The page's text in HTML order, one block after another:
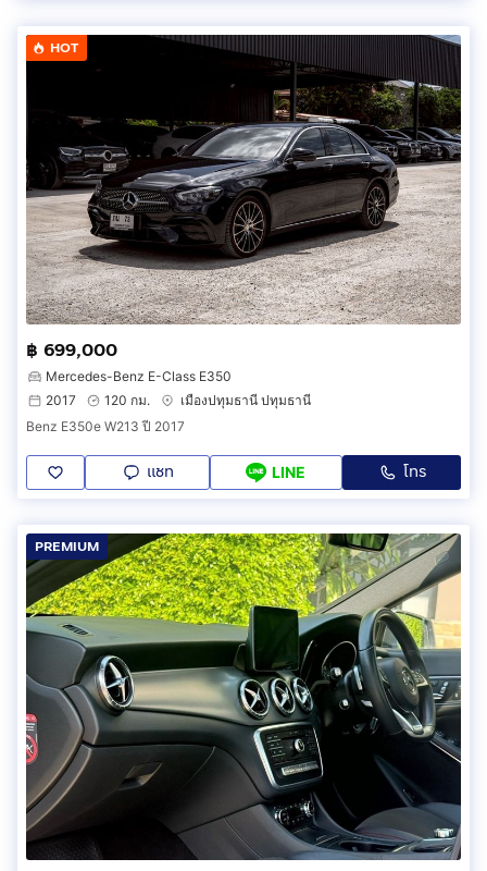
HOT
฿ 699,000
Mercedes-Benz E-Class E350
2017
120 กม.
เมืองปทุมธานี ปทุมธานี
Benz E350e W213 ปี 2017
แชท LINE โทร
PREMIUM